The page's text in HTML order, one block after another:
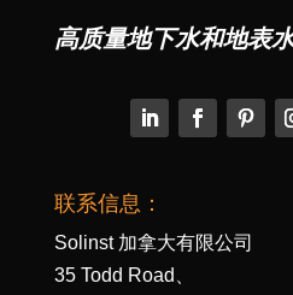
高质量地下水和地表
联系信息：
Solinst 加拿大有限公司
35 Todd Road、